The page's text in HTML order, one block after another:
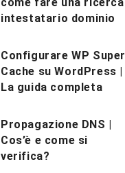
intestatario dominio
Configurare WP Super
Cache su WordPress |
La guida completa
Propagazione DNS |
Cos’è e come si
verifica?